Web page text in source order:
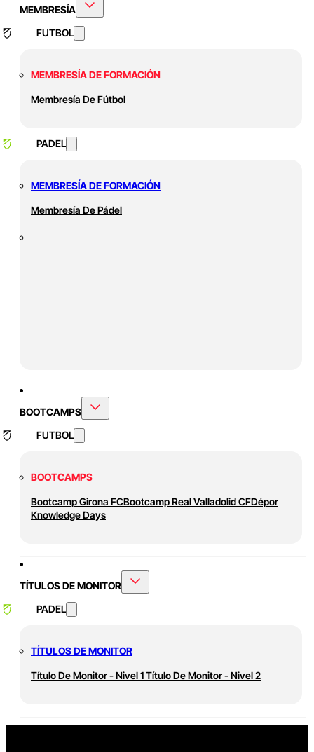
MEMBRESÍA
FUTBOL
MEMBRESÍA DE FORMACIÓN
Membresía De Fútbol
PADEL
MEMBRESÍA DE FORMACIÓN
Membresía De Pádel
BOOTCAMPS
FUTBOL
BOOTCAMPS
Bootcamp Girona FCBootcamp Real Valladolid CFDépor
Knowledge Days
TÍTULOS DE MONITOR
PADEL
TÍTULOS DE MONITOR
Título De Monitor - Nivel 1Título De Monitor - Nivel 2